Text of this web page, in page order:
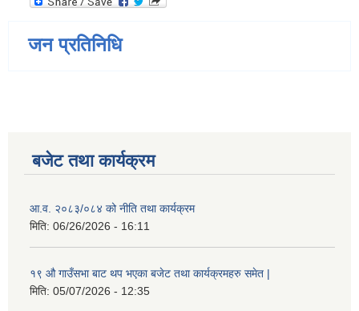
जन प्रतिनिधि
बजेट तथा कार्यक्रम
आ.व. २०८३/०८४ को नीति तथा कार्यक्रम
मिति: 06/26/2026 - 16:11
१९ औ गाउँसभा बाट थप भएका बजेट तथा कार्यक्रमहरु समेत |
मिति: 05/07/2026 - 12:35